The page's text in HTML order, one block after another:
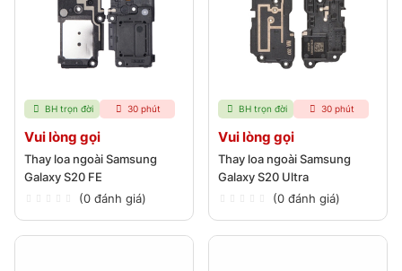
BH trọn đời 30 phút
Vui lòng gọi
Thay loa ngoài Samsung
Galaxy S20 FE
(0 đánh giá)
BH trọn đời 30 phút
Vui lòng gọi
Thay loa ngoài Samsung
Galaxy S20 Ultra
(0 đánh giá)